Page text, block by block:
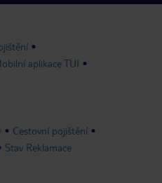
aplikace TUI
Cestovní pojištění
Stav Reklamace